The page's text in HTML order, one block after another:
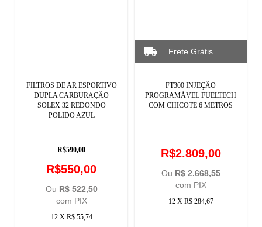
FILTROS DE AR ESPORTIVO
DUPLA CARBURAÇÃO
SOLEX 32 REDONDO
POLIDO AZUL
R$590,00
R$550,00
Ou R$ 522,50
com PIX
12 X R$ 55,74
FT300 INJEÇÃO
PROGRAMÁVEL FUELTECH
COM CHICOTE 6 METROS
R$2.809,00
Ou R$ 2.668,55
com PIX
12 X R$ 284,67